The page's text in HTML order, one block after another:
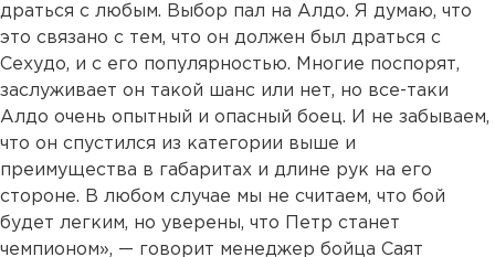
драться с любым. Выбор пал на Алдо. Я думаю, что
это связано с тем, что он должен был драться с
Сехудо, и с его популярностью. Многие поспорят,
заслуживает он такой шанс или нет, но все-таки
Алдо очень опытный и опасный боец. И не забываем,
что он спустился из категории выше и
преимущества в габаритах и длине рук на его
стороне. В любом случае мы не считаем, что бой
будет легким, но уверены, что Петр станет
чемпионом», — говорит менеджер бойца Саят